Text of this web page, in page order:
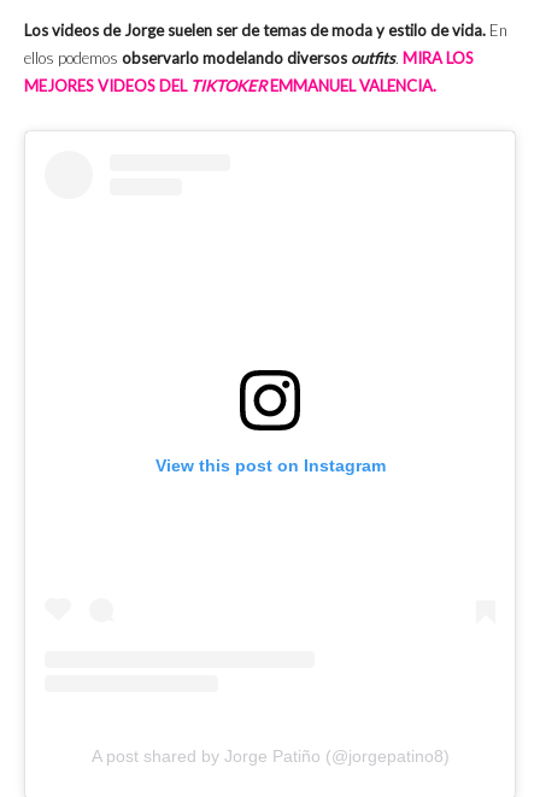
Los videos de Jorge suelen ser de temas de moda y estilo de vida. En
ellos podemos observarlo modelando diversos outfits. MIRA LOS
MEJORES VIDEOS DEL TIKTOKEREMMANUEL VALENCIA.
View this post on Instagram
A post shared by Jorge Patiño (@jorgepatino8)